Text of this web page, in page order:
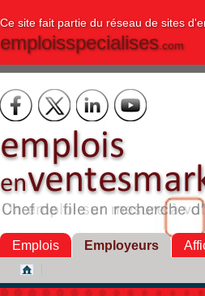
Ce site fait partie du réseau de sites
emploisspecialises.com
Emplois Employeurs